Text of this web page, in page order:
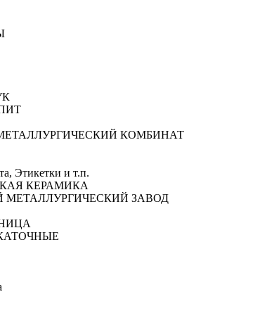
КОМБИНАТ
Этикетки и т.п.
КЕРАМИКА
МЕТАЛЛУРГИЧЕСКИЙ ЗАВОД